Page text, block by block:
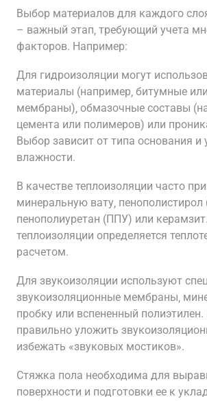
Выбор материалов для каждого
– важный этап‚ требующий учета
факторов. Например:
Для гидроизоляции могут
материалы (например‚ битумные
мембраны)‚ обмазочные составы
цемента или полимеров) или
Выбор зависит от типа основания и
влажности.
В качестве теплоизоляции часто
минеральную вату‚
пенополиуретан (ППУ) или
теплоизоляции определяется
расчетом.
Для звукоизоляции используют
звукоизоляционные мембраны‚
пробку или вспененный
правильно уложить
избежать «звуковых мостиков».
Стяжка пола необходима для
поверхности и подготовки ее к